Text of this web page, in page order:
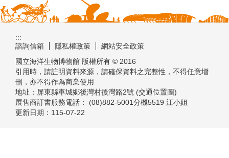
:::
諮詢信箱
隱私權政策
網站安全政策
國立海洋生物博物館 版權所有 © 2016
引用時，請註明資料來源，請確保資料之完整性，不得任意增
刪，亦不得作為商業使用
地址：屏東縣車城鄉後灣村後灣路2號 (交通位置圖)
展售商訂書服務電話： (08)882-5001分機5519 江小姐
更新日期： 115-07-22